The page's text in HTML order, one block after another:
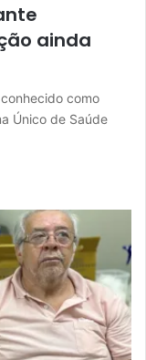
ainda
como
Único de Saúde